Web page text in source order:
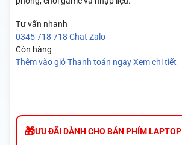
Tư vấn nhanh
0345 718 718 Chat Zalo
Còn hàng
Thêm vào giỏ Thanh toán ngay Xem chi tiết
ƯU ĐÃI DÀNH CHO BÁN PHÍM LAPTOP